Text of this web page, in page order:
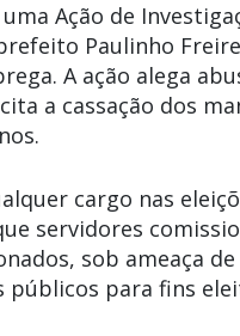
Ação de
Paulinho
A ação alega
a cassação dos
cargo nas
servidores
sob ameaça de
públicos para fins